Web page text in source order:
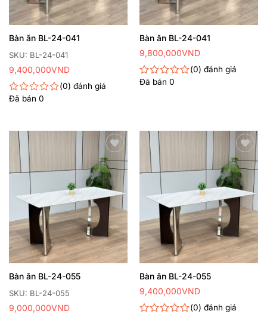
SKU: BL-24-041
Bàn ăn BL-24-041
Được
0
sao
0
đánh giá
Đã bán 0
9,400,000VND
Bàn ăn BL-24-041
Được
sao
0
đánh giá
Đã bán 0
9,800,000VND
Thêm
yêu
thích
SKU: BL-24-055
Bàn ăn BL-24-055
9,000,000VND
Thêm
yêu
thích
Bàn ăn BL-24-055
0 đánh giá
9,400,000VND